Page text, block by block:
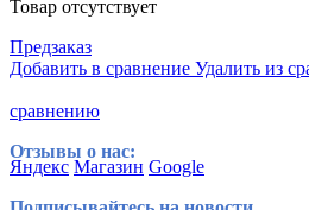
Товар отсутствует
Предзаказ
Добавить в сравнение Удалить из
сравнению
Отзывы о нас:
Яндекс Магазин Google